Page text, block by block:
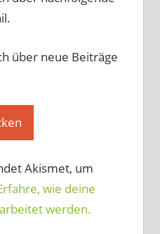
über neue Beiträge
Akismet, um
wie deine
werden.